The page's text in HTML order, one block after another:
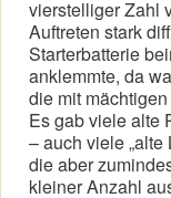
vierstelliger Zahl
Auftreten stark
Starterbatterie
anklemmte, da
die mit
Es gab viele alte
– auch viele „alte
die aber
kleiner Anzahl